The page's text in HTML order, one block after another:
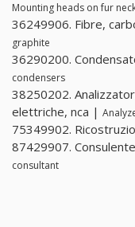
Mounting heads on fur
36249906. Fibre,
graphite
36290200.
condensers
38250202.
elettriche, nca |
75349902.
87429907.
consultant